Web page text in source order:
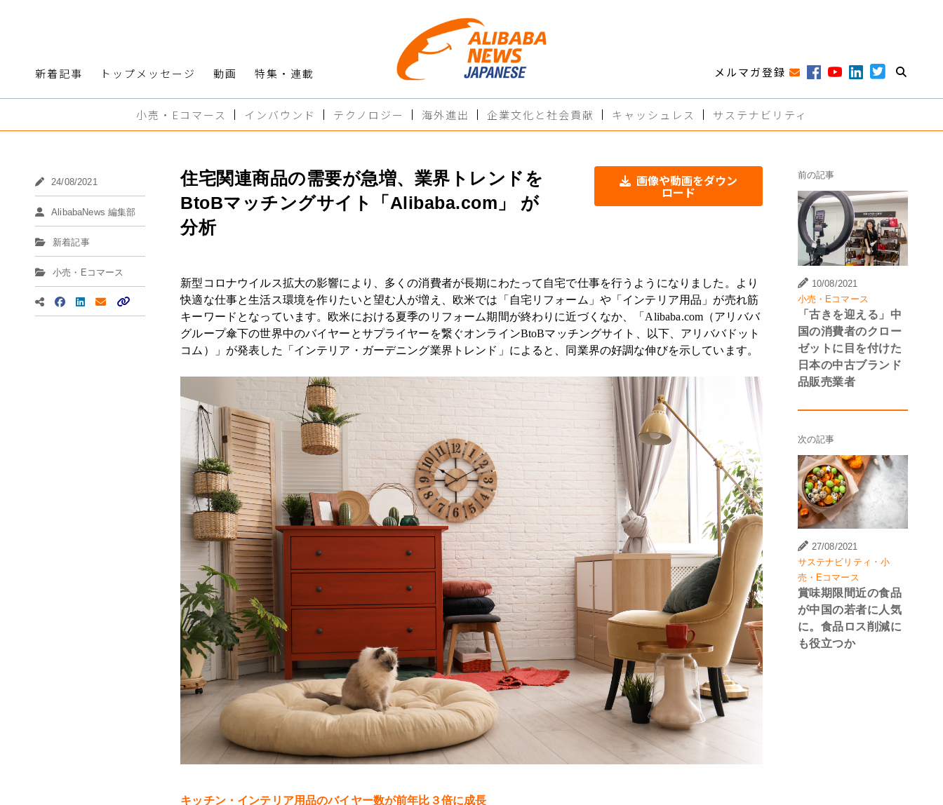
新着記事 トップメッセージ 動画 特集・連載 メルマガ登録
小売・Eコマース インバウンド テクノロジー 海外進出 企業文化と社会貢献 キャッシュレス サステナビリティ
24/08/2021
AlibabaNews 編集部
新着記事
小売・Eコマース
住宅関連商品の需要が急増、業界トレンドを
BtoBマッチングサイト「Alibaba.com」 が
分析
画像や動画をダウン
ロード
新型コロナウイルス拡大の影響により、多くの消費者が長期にわたって自宅で仕事を行うようになりました。より
快適な仕事と生活ス環境を作りたいと望む人が増え、欧米では「自宅リフォーム」や「インテリア用品」が売れ筋
キーワードとなっています。欧米における夏季のリフォーム期間が終わりに近づくなか、「Alibaba.com（アリババ
グループ傘下の世界中のバイヤーとサプライヤーを繋ぐオンラインBtoBマッチングサイト、以下、アリババドット
コム）」が発表した「インテリア・ガーデニング業界トレンド」によると、同業界の好調な伸びを示しています。
キッチン・インテリア用品のバイヤー数が前年比３倍に成長
前の記事
10/08/2021
小売・Eコマース
「古きを迎える」中
国の消費者のクロー
ゼットに目を付けた
日本の中古ブランド
品販売業者
次の記事
27/08/2021
サステナビリティ ·小
売・Eコマース
賞味期限間近の食品
が中国の若者に人気
に。食品ロス削減に
も役立つか